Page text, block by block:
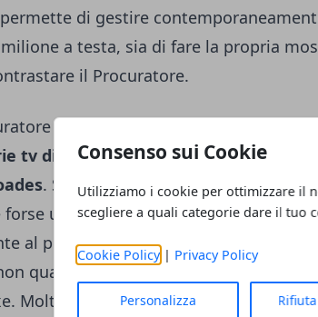
Consenso sui Cookie
Utilizziamo i cookie per ottimizzare il
scegliere a quali categorie dare il tuo
Cookie Policy| Privacy Policy
Personalizza
di gestire
a testa, sia di fare la propria
il Procuratore.
al servizio della giustizia
tv di Sky Atlantic, è forte la sfida fra
. Soprattutto perché quest'ultimo
un po' perduta che non gli fa
al proprio padre. Non ammette di
quando previsto dal piano che crea
Molto meno a suo agio rispetto alla